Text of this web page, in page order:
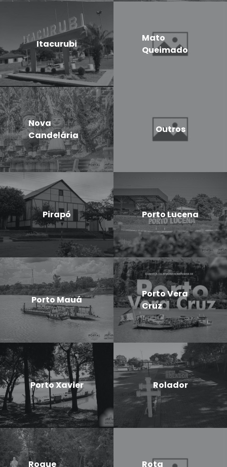
Itacurubi
Mato
Queimado
Nova
Candelária
Outros
Pirapó Porto Lucena
Porto Mauá
Porto Vera
Cruz
Porto Xavier Rolador
Roque Rota